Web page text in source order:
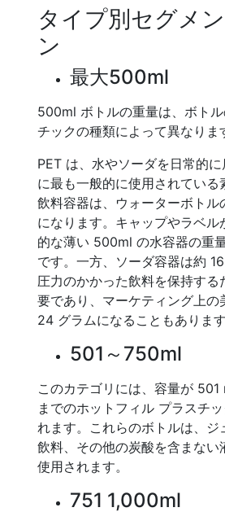
タイプ別セグメ
ン
最大500ml
500ml ボトルの重量は、ボト
チックの種類によって異なりま
PET は、水やソーダを日常的
に最も一般的に使用されている
飲料容器は、ウォーターボトル
になります。キャップやラベル
的な薄い 500ml の水容器の重
です。一方、ソーダ容器は約 16
圧力のかかった飲料を保持する
要であり、マーケティング上の
24 グラムになることもあります
501～750ml
このカテゴリには、容量が
までのホットフィル プラスチ
れます。これらのボトルは、ジ
飲料、その他の炭酸を含まない
使用されます。
751 1,000ml